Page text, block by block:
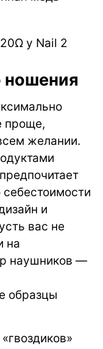
у Nail 2
ношения
проще,
желании.
и
вас не
на
наушников —
образцы